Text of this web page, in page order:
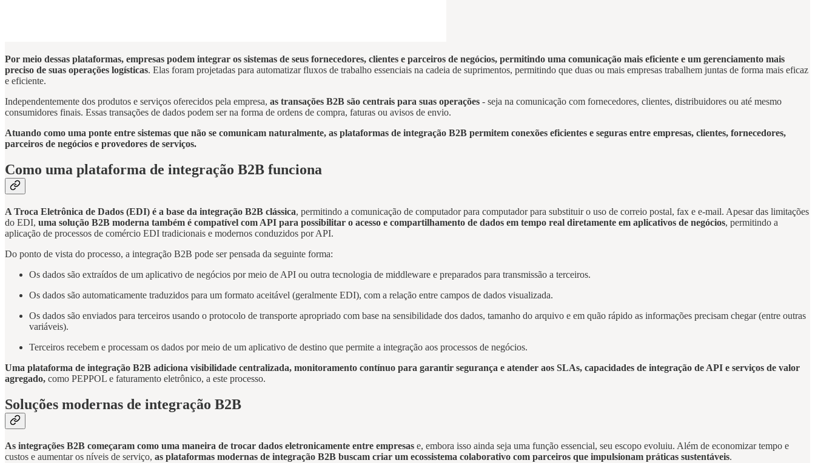
Por meio dessas plataformas, empresas podem integrar os sistemas de seus fornecedores, clientes e parceiros de negócios, permitindo uma comunicação mais eficiente e um gerenciamento mais
preciso de suas operações logísticas. Elas foram projetadas para automatizar fluxos de trabalho essenciais na cadeia de suprimentos, permitindo que duas ou mais empresas trabalhem juntas de forma mais eficaz
e eficiente.
Independentemente dos produtos e serviços oferecidos pela empresa, as transações B2B são centrais para suas operações - seja na comunicação com fornecedores, clientes, distribuidores ou até mesmo
consumidores finais. Essas transações de dados podem ser na forma de ordens de compra, faturas ou avisos de envio.
Atuando como uma ponte entre sistemas que não se comunicam naturalmente, as plataformas de integração B2B permitem conexões eficientes e seguras entre empresas, clientes, fornecedores,
parceiros de negócios e provedores de serviços.
Como uma plataforma de integração B2B funciona
A Troca Eletrônica de Dados (EDI) é a base da integração B2B clássica, permitindo a comunicação de computador para computador para substituir o uso de correio postal, fax e e-mail. Apesar das limitações
do EDI, uma solução B2B moderna também é compatível com API para possibilitar o acesso e compartilhamento de dados em tempo real diretamente em aplicativos de negócios, permitindo a
aplicação de processos de comércio EDI tradicionais e modernos conduzidos por API.
Do ponto de vista do processo, a integração B2B pode ser pensada da seguinte forma:
Os dados são extraídos de um aplicativo de negócios por meio de API ou outra tecnologia de middleware e preparados para transmissão a terceiros.
Os dados são automaticamente traduzidos para um formato aceitável (geralmente EDI), com a relação entre campos de dados visualizada.
Os dados são enviados para terceiros usando o protocolo de transporte apropriado com base na sensibilidade dos dados, tamanho do arquivo e em quão rápido as informações precisam chegar (entre outras
variáveis).
Terceiros recebem e processam os dados por meio de um aplicativo de destino que permite a integração aos processos de negócios.
Uma plataforma de integração B2B adiciona visibilidade centralizada, monitoramento contínuo para garantir segurança e atender aos SLAs, capacidades de integração de API e serviços de valor
agregado, como PEPPOL e faturamento eletrônico, a este processo.
Soluções modernas de integração B2B
As integrações B2B começaram como uma maneira de trocar dados eletronicamente entre empresas e, embora isso ainda seja uma função essencial, seu escopo evoluiu. Além de economizar tempo e
custos e aumentar os níveis de serviço, as plataformas modernas de integração B2B buscam criar um ecossistema colaborativo com parceiros que impulsionam práticas sustentáveis.